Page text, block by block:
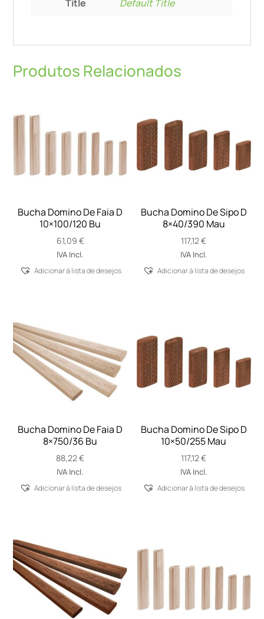
Title
Default Title
Produtos Relacionados
Bucha Domino De Faia D
10×100/120 Bu
61,09 €
IVA Incl.
Adicionar á lista de desejos
Bucha Domino De Sipo D
8×40/390 Mau
117,12€
IVA Incl.
Adicionar á lista de desejos
Bucha Domino De Faia D
8×750/36 Bu
88,22€
IVA Incl.
Adicionar á lista de desejos
Bucha Domino De Sipo D
10×50/255 Mau
117,12€
IVA Incl.
Adicionar á lista de desejos